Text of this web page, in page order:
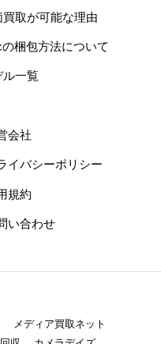
買取が可能な理由
の梱包方法について
ル一覧
会社
イバシーポリシー
規約
い合わせ
メディア買取ネット